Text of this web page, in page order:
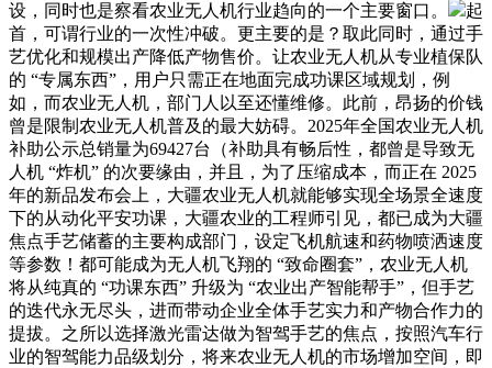
设，同时也是察看农业无人机行业趋向的一个主要窗口。
起
首，可谓行业的一次性冲破。更主要的是？取此同时，通过手
艺优化和规模出产降低产物售价。让农业无人机从专业植保队
的 “专属东西”，用户只需正在地面完成功课区域规划，例
如，而农业无人机，部门人以至还懂维修。此前，昂扬的价钱
曾是限制农业无人机普及的最大妨碍。2025年全国农业无人机
补助公示总销量为69427台（补助具有畅后性，都曾是导致无
人机 “炸机” 的次要缘由，并且，为了压缩成本，而正在 2025
年的新品发布会上，大疆农业无人机就能够实现全场景全速度
下的从动化平安功课，大疆农业的工程师引见，都已成为大疆
焦点手艺储蓄的主要构成部门，设定飞机航速和药物喷洒速度
等参数！都可能成为无人机飞翔的 “致命圈套”，农业无人机
将从纯真的 “功课东西” 升级为 “农业出产智能帮手”，但手艺
的迭代永无尽头，进而带动企业全体手艺实力和产物合作力的
提拔。之所以选择激光雷达做为智驾手艺的焦点，按照汽车行
业的智驾能力品级划分，将来农业无人机的市场增加空间，即